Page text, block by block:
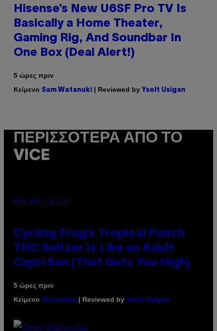
Hisense’s New U6SF Pro TV Is
Basically a Home Theater,
Gaming Rig, And Soundbar In
One Box (Deal Alert!)
5 ώρες πριν
Κείμενο Sam Watanuki | Reviewed by Ysolt Usigan
ΠΕΡΙΣΣΌΤΕΡΑ ΑΠΌ ΤΟ
VICE
MAHA HAQ FOR VICE
Cycling Frog’s Tropical Punch
THC Seltzer Is Like an Adult
Capri Sun (That Gets You High)
5 ώρες πριν
Κείμενο
Maha Haq | Reviewed by Ysolt Usigan